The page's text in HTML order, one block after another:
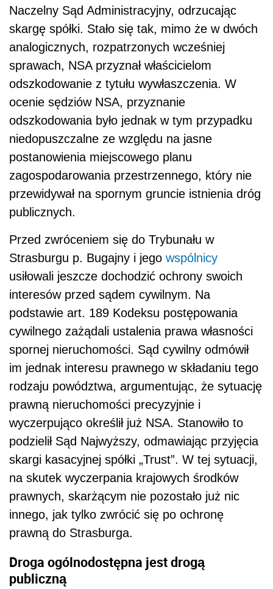
Naczelny Sąd Administracyjny, odrzucając
skargę spółki. Stało się tak, mimo że w dwóch
analogicznych, rozpatrzonych wcześniej
sprawach, NSA przyznał właścicielom
odszkodowanie z tytułu wywłaszczenia. W
ocenie sędziów NSA, przyznanie
odszkodowania było jednak w tym przypadku
niedopuszczalne ze względu na jasne
postanowienia miejscowego planu
zagospodarowania przestrzennego, który nie
przewidywał na spornym gruncie istnienia dróg
publicznych.
Przed zwróceniem się do Trybunału w
Strasburgu p. Bugajny i jego wspólnicy
usiłowali jeszcze dochodzić ochrony swoich
interesów przed sądem cywilnym. Na
podstawie art. 189 Kodeksu postępowania
cywilnego zażądali ustalenia prawa własności
spornej nieruchomości. Sąd cywilny odmówił
im jednak interesu prawnego w składaniu tego
rodzaju powództwa, argumentując, że sytuację
prawną nieruchomości precyzyjnie i
wyczerpująco określił już NSA. Stanowiło to
podzielił Sąd Najwyższy, odmawiając przyjęcia
skargi kasacyjnej spółki „Trust”. W tej sytuacji,
na skutek wyczerpania krajowych środków
prawnych, skarżącym nie pozostało już nic
innego, jak tylko zwrócić się po ochronę
prawną do Strasburga.
Droga ogólnodostępna jest drogą
publiczną